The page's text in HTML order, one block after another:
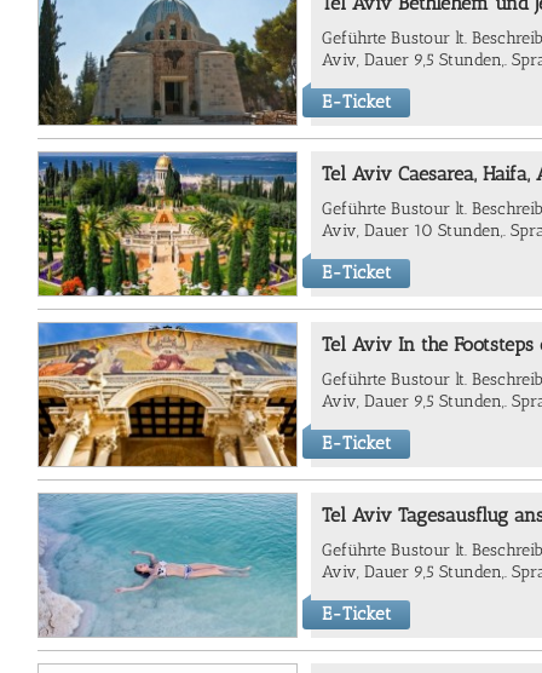
Geführte Bustour lt.
Aviv, Dauer 9,5 Stunden,.
E-Ticket
Tel Aviv Caesarea,
Geführte Bustour lt.
Aviv, Dauer 10 Stunden,.
E-Ticket
Tel Aviv In the Footsteps
Geführte Bustour lt.
Aviv, Dauer 9,5 Stunden,.
E-Ticket
Tel Aviv Tagesausflug
Geführte Bustour lt.
Aviv, Dauer 9,5 Stunden,.
E-Ticket